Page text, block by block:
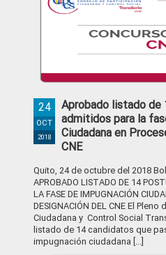
Aprobado listado de
admitidos para la
Ciudadana en
CNE
24
OCT
2018
Quito, 24 de octubre del 2018
APROBADO LISTADO DE 14
LA FASE DE IMPUGNACIÓN
DESIGNACIÓN DEL CNE El
Ciudadana y Control Social
listado de 14 candidatos que
impugnación ciudadana [...]